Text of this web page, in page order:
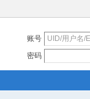
账号
密码